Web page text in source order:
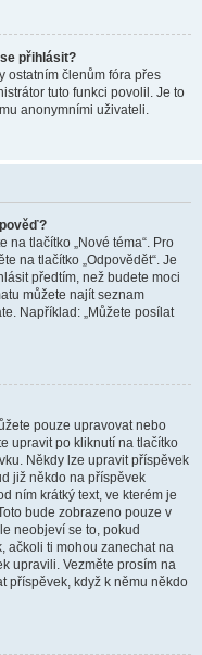
přihlásit?
ostatním členům fóra přes
tuto funkci povolil. Je to
anonymními uživateli.
na tlačítko „Nové téma“. Pro
na tlačítko „Odpovědět“. Je
předtím, než budete moci
můžete najít seznam
Například: „Můžete posílat
pouze upravovat nebo
upravit po kliknutí na tlačítko
Někdy lze upravit příspěvek
již někdo na příspěvek
ním krátký text, ve kterém je
bude zobrazeno pouze v
neobjeví se to, pokud
ačkoli ti mohou zanechat na
upravili. Vezměte prosím na
příspěvek, když k němu někdo